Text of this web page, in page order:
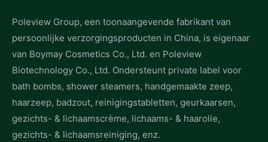
Poleview Group, een toonaangevende fabrikant van
persoonlijke verzorgingsproducten in China, is eigenaar
van Boymay Cosmetics Co., Ltd. en Poleview
Biotechnology Co., Ltd. Ondersteunt private label voor
bath bombs, shower steamers, handgemaakte zeep,
haarzeep, badzout, reinigingstabletten, geurkaarsen,
gezichts- & lichaamscrème, lichaams- & haarolie,
gezichts- & lichaamsreiniging, enz.